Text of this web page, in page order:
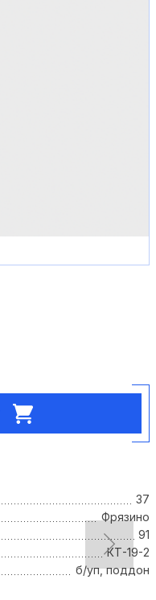
37
Фрязино
91
КТ-19-2
б/уп, поддон